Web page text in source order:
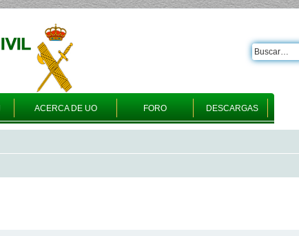
ACERCA DE UO FORO DESCARGAS